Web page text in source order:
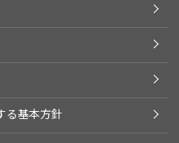
る基本方針